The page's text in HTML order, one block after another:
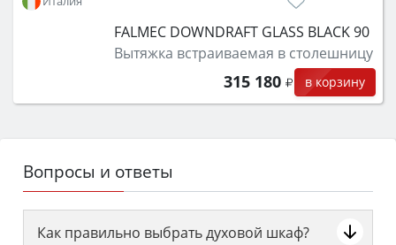
FALMEC DOWNDRAFT GLASS BLACK 90
Вытяжка встраиваемая в столешницу
315 180 в корзину
Вопросы и ответы
Как правильно выбрать духовой шкаф?